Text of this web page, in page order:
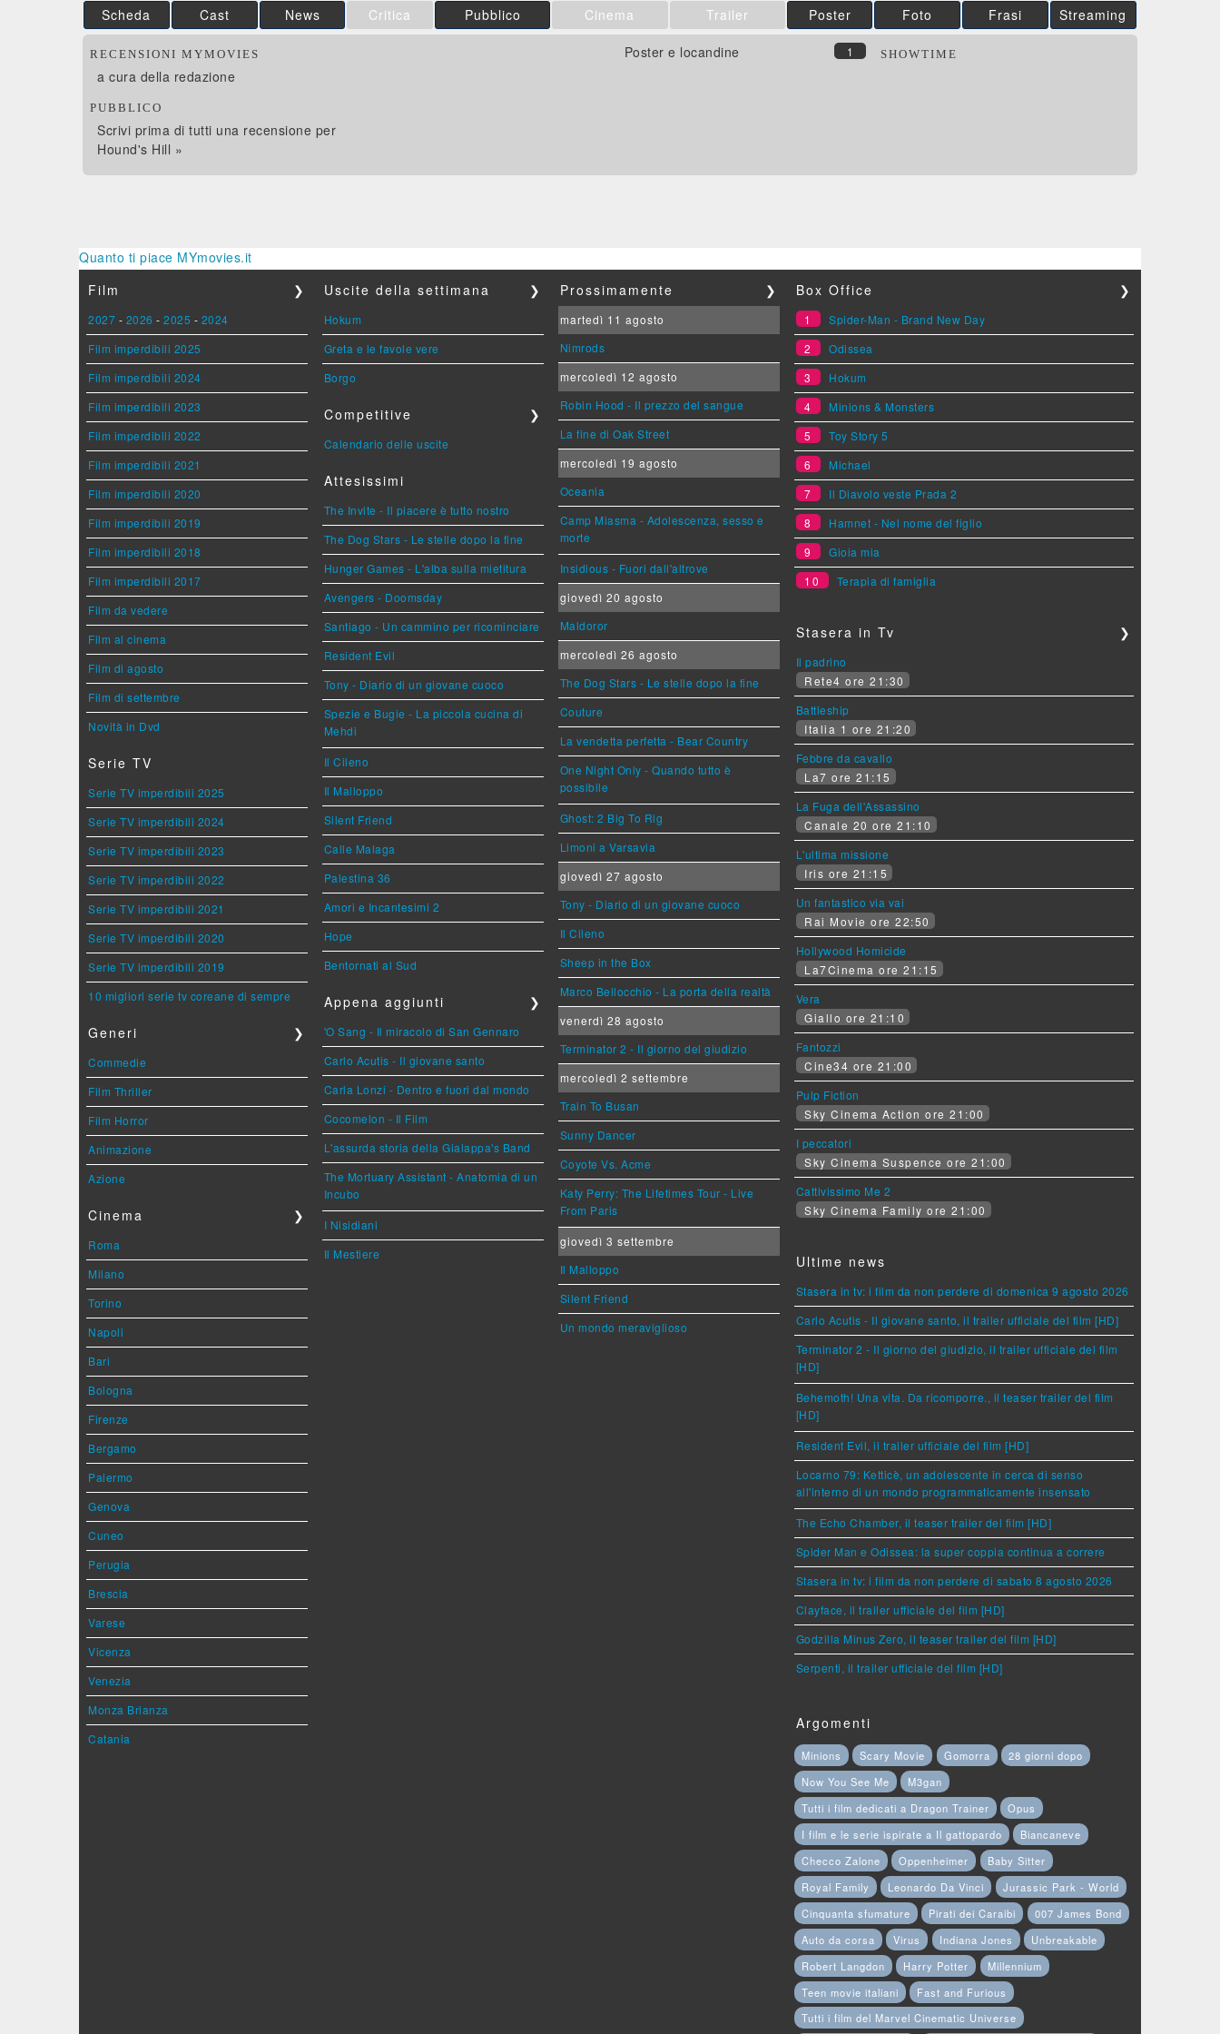
Scheda Cast News Critica Pubblico Cinema Trailer Poster Foto Frasi Streaming
RECENSIONI MYMOVIES
a cura della redazione
PUBBLICO
Scrivi prima di tutti una recensione per
Hound's Hill »
1
Poster e locandine SHOWTIME
Quanto ti piace MYmovies.it
Film
❯
2027 - 2026 - 2025 - 2024
Film imperdibili 2025
Film imperdibili 2024
Film imperdibili 2023
Film imperdibili 2022
Film imperdibili 2021
Film imperdibili 2020
Film imperdibili 2019
Film imperdibili 2018
Film imperdibili 2017
Film da vedere
Film al cinema
Film di agosto
Film di settembre
Novità in Dvd
Serie TV
Serie TV imperdibili 2025
Serie TV imperdibili 2024
Serie TV imperdibili 2023
Serie TV imperdibili 2022
Serie TV imperdibili 2021
Serie TV imperdibili 2020
Serie TV imperdibili 2019
10 migliori serie tv coreane di sempre
Generi ❯
Commedie
Film Thriller
Film Horror
Animazione
Azione
Cinema ❯
Roma
Milano
Torino
Napoli
Bari
Bologna
Firenze
Bergamo
Palermo
Genova
Cuneo
Perugia
Brescia
Varese
Vicenza
Venezia
Monza Brianza
Catania
Uscite della settimana ❯
Hokum
Greta e le favole vere
Borgo
Competitive ❯
Calendario delle uscite
Attesissimi
The Invite - Il piacere è tutto nostro
The Dog Stars - Le stelle dopo la fine
Hunger Games - L'alba sulla mietitura
Avengers - Doomsday
Santiago - Un cammino per ricominciare
Resident Evil
Tony - Diario di un giovane cuoco
Spezie e Bugie - La piccola cucina di
Mehdi
Il Cileno
Il Malloppo
Silent Friend
Calle Malaga
Palestina 36
Amori e Incantesimi 2
Hope
Bentornati al Sud
Appena aggiunti ❯
'O Sang - Il miracolo di San Gennaro
Carlo Acutis - Il giovane santo
Carla Lonzi - Dentro e fuori dal mondo
Cocomelon - Il Film
L'assurda storia della Gialappa's Band
The Mortuary Assistant - Anatomia di un
Incubo
I Nisidiani
Il Mestiere
Prossimamente ❯
martedì 11 agosto
Nimrods
mercoledì 12 agosto
Robin Hood - Il prezzo del sangue
La fine di Oak Street
mercoledì 19 agosto
Oceania
Camp Miasma - Adolescenza, sesso e
morte
Insidious - Fuori dall'altrove
giovedì 20 agosto
Maldoror
mercoledì 26 agosto
The Dog Stars - Le stelle dopo la fine
Couture
La vendetta perfetta - Bear Country
One Night Only - Quando tutto è
possibile
Ghost: 2 Big To Rig
Limoni a Varsavia
giovedì 27 agosto
Tony - Diario di un giovane cuoco
Il Cileno
Sheep in the Box
Marco Bellocchio - La porta della realtà
venerdì 28 agosto
Terminator 2 - Il giorno del giudizio
mercoledì 2 settembre
Train To Busan
Sunny Dancer
Coyote Vs. Acme
Katy Perry: The Lifetimes Tour - Live
From Paris
giovedì 3 settembre
Il Malloppo
Silent Friend
Un mondo meraviglioso
Box Office ❯
1
Spider-Man - Brand New Day
2
Odissea
3
Hokum
4
Minions & Monsters
5
Toy Story 5
6
Michael
7
Il Diavolo veste Prada 2
8
Hamnet - Nel nome del figlio
9
Gioia mia
10
Terapia di famiglia
Stasera in Tv ❯
Il padrino
Rete4 ore 21:30
Battleship
Italia 1 ore 21:20
Febbre da cavallo
La7 ore 21:15
La Fuga dell'Assassino
Canale 20 ore 21:10
L'ultima missione
Iris ore 21:15
Un fantastico via vai
Rai Movie ore 22:50
Hollywood Homicide
La7Cinema ore 21:15
Vera
Giallo ore 21:10
Fantozzi
Cine34 ore 21:00
Pulp Fiction
Sky Cinema Action ore 21:00
I peccatori
Sky Cinema Suspence ore 21:00
Cattivissimo Me 2
Sky Cinema Family ore 21:00
Ultime news
Stasera in tv: i film da non perdere di domenica 9 agosto 2026
Carlo Acutis - Il giovane santo, il trailer ufficiale del film [HD]
Terminator 2 - Il giorno del giudizio, il trailer ufficiale del film
[HD]
Behemoth! Una vita. Da ricomporre., il teaser trailer del film
[HD]
Resident Evil, il trailer ufficiale del film [HD]
Locarno 79: Ketticè, un adolescente in cerca di senso
all'interno di un mondo programmaticamente insensato
The Echo Chamber, il teaser trailer del film [HD]
Spider Man e Odissea: la super coppia continua a correre
Stasera in tv: i film da non perdere di sabato 8 agosto 2026
Clayface, il trailer ufficiale del film [HD]
Godzilla Minus Zero, il teaser trailer del film [HD]
Serpenti, il trailer ufficiale del film [HD]
Argomenti
Minions Scary Movie Gomorra
28 giorni dopo
Now You See Me
M3gan
Tutti i film dedicati a Dragon Trainer
Opus
I film e le serie ispirate a Il gattopardo
Biancaneve
Checco Zalone
Oppenheimer
Baby Sitter
Royal Family
Leonardo Da Vinci
Jurassic Park - World
Cinquanta sfumature
Pirati dei Caraibi
007 James Bond
Auto da corsa
Virus Indiana Jones
Unbreakable
Robert Langdon
Harry Potter
Millennium
Teen movie italiani
Fast and Furious
Tutti i film del Marvel Cinematic Universe